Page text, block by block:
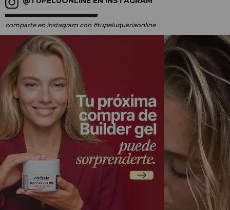
comparte en instagram con #tupeluqueriaonline